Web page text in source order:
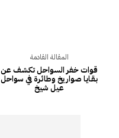
المقالة القادمة
قوات خفر السواحل تكـشف عن
بـقـايـا صواريخ وطائرة في سواحل
عيل شيخ